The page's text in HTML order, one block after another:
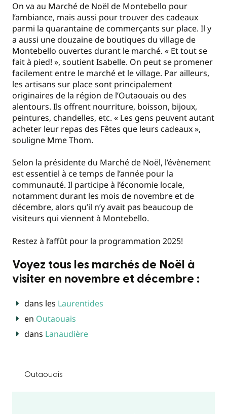
On va au Marché de Noël de Montebello pour
l’ambiance, mais aussi pour trouver des cadeaux
parmi la quarantaine de commerçants sur place. Il y
a aussi une douzaine de boutiques du village de
Montebello ouvertes durant le marché. « Et tout se
fait à pied! », soutient Isabelle. On peut se promener
facilement entre le marché et le village. Par ailleurs,
les artisans sur place sont principalement
originaires de la région de l’Outaouais ou des
alentours. Ils offrent nourriture, boisson, bijoux,
peintures, chandelles, etc. « Les gens peuvent autant
acheter leur repas des Fêtes que leurs cadeaux »,
souligne Mme Thom.
Selon la présidente du Marché de Noël, l’évènement
est essentiel à ce temps de l’année pour la
communauté. Il participe à l’économie locale,
notamment durant les mois de novembre et de
décembre, alors qu’il n’y avait pas beaucoup de
visiteurs qui viennent à Montebello.
Restez à l’affût pour la programmation 2025!
Voyez tous les marchés de Noël à
visiter en novembre et décembre :
dans les Laurentides
en Outaouais
dans Lanaudière
Outaouais